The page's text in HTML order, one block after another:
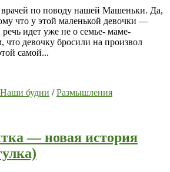
врачей по поводу нашей Машеньки. Да,
что у этой маленькой девочки —
идет уже не о семье- маме-
девочку бросили на произвол
самой...
Наши будни /Размышления
— новая история